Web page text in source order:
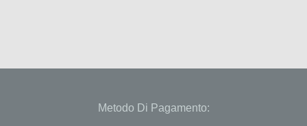
Metodo Di Pagamento: